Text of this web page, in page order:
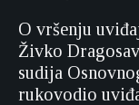
O vršenju
Živko
sudija
rukovodio